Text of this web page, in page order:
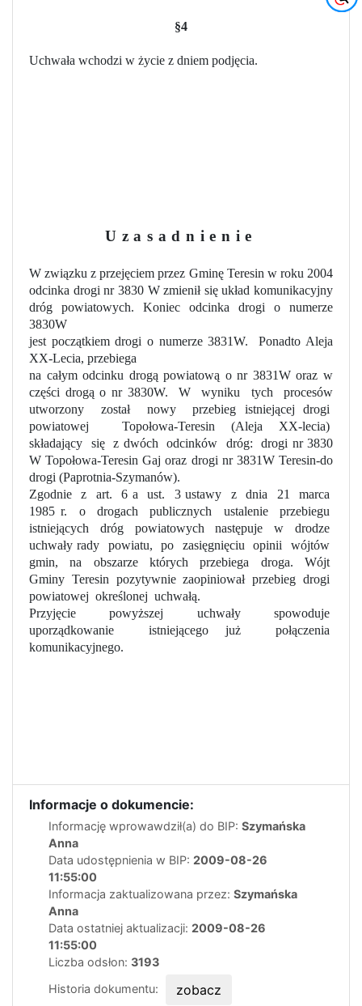
§4
Uchwała wchodzi w życie z dniem podjęcia.
Uzasadnienie
W związku z przejęciem przez Gminę Teresin w roku 2004
odcinka drogi nr 3830 W zmienił się układ komunikacyjny
dróg powiatowych. Koniec odcinka drogi o numerze
3830W
jest początkiem drogi o numerze 3831W.
Ponadto Aleja
XX-Lecia, przebiega
na całym odcinku drogą powiatową o nr 3831W oraz w
części drogą o nr 3830W.
W wyniku tych
procesów
utworzony
został nowy
przebieg istniejącej drogi
powiatowej
Topołowa-Teresin (Aleja XX-lecia)
składający
się z dwóch odcinków dróg:
drogi nr 3830
W Topołowa-Teresin Gaj oraz drogi nr 3831W Teresin-do
drogi (Paprotnia-Szymanów).
Zgodnie
z art. 6 a ust. 3 ustawy z dnia 21
marca
1985 r.
o drogach publicznych ustalenie
przebiegu
istniejących
dróg powiatowych następuje w
drodze
uchwały rady
powiatu, po zasięgnięciu opinii
wójtów
gmin,
na obszarze których przebiega droga.
Wójt
Gminy Teresin pozytywnie zaopiniował przebieg drogi
powiatowej określonej uchwałą.
Przyjęcie
powyższej uchwały
spowoduje
uporządkowanie
istniejącego już
połączenia
komunikacyjnego.
Informacje o dokumencie:
Informację wprowawdził(a) do BIP: Szymańska
Anna
Data udostępnienia w BIP: 2009-08-26
11:55:00
Informacja zaktualizowana przez: Szymańska
Anna
Data ostatniej aktualizacji: 2009-08-26
11:55:00
Liczba odsłon: 3193
Historia dokumentu:
zobacz